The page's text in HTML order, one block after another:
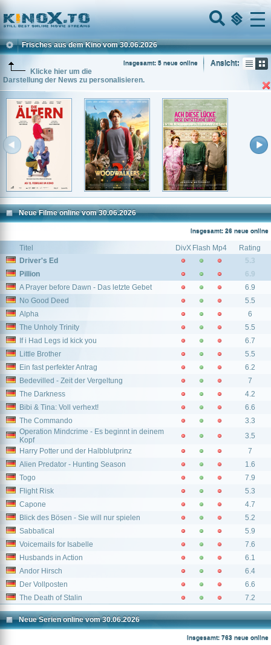
Home
Menu
Frisches aus dem Kino vom 30.06.2026
Ansicht:
Insgesamt: 5 neue online
Klicke hier um die
Darstellung der News zu personalisieren.
Neue Filme online vom 30.06.2026
Insgesamt: 26 neue online
Titel DivX Flash Mp4
Rating
Driver's Ed
5.3
Pillion
6.9
A Prayer before Dawn - Das letzte Gebet
6.9
No Good Deed
5.5
Alpha
6
The Unholy Trinity
5.5
If i Had Legs id kick you
6.7
Little Brother
5.5
Ein fast perfekter Antrag
6.2
Bedevilled - Zeit der Vergeltung
7
The Darkness
4.2
Bibi & Tina: Voll verhext!
6.6
The Commando
3.3
Operation Mindcrime - Es beginnt in deinem
Kopf
3.5
Harry Potter und der Halbblutprinz
7
Alien Predator - Hunting Season
1.6
Togo
7.9
Flight Risk
5.3
Capone
4.7
Blick des Bösen - Sie will nur spielen
5.2
Sabbatical
5.9
Voicemails for Isabelle
7.6
Husbands in Action
6.1
Andor Hirsch
6.4
Der Vollposten
6.6
The Death of Stalin
7.2
Neue Serien online vom 30.06.2026
Insgesamt: 763 neue online